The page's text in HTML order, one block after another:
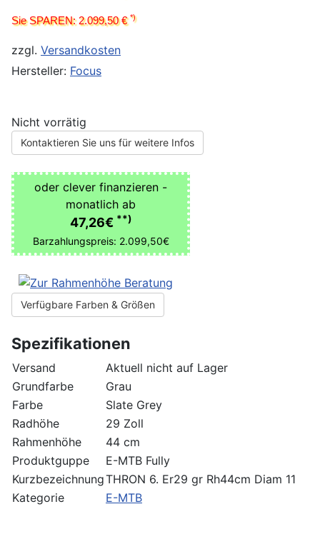
Sie SPAREN: 2.099,50 €*)
zzgl. Versandkosten
Hersteller: Focus
Nicht vorrätig
Kontaktieren Sie uns für weitere Infos
oder clever finanzieren -
monatlich ab
47,26€ **)
Barzahlungspreis: 2.099,50€
Verfügbare Farben & Größen
Spezifikationen
Versand
Aktuell nicht auf Lager
Grundfarbe
Grau
Farbe
Slate Grey
Radhöhe
29 Zoll
Rahmenhöhe
44 cm
Produktguppe
E-MTB Fully
KurzbezeichnungTHRON 6. Er29 gr Rh44cm Diam 11
Kategorie
E-MTB